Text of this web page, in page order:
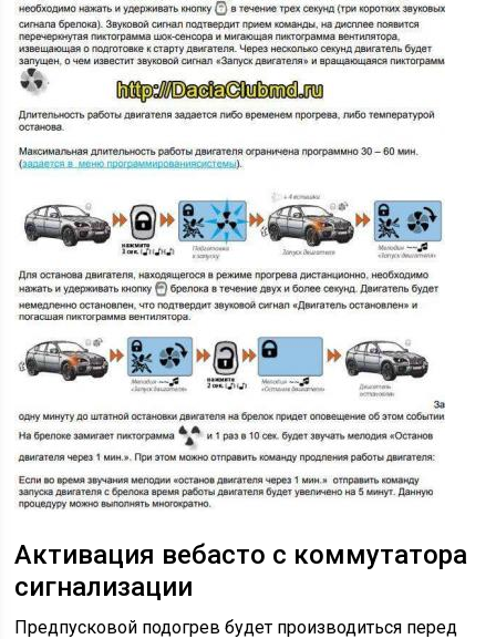
Активация вебасто с коммутатора
сигнализации
Предпусковой подогрев будет производиться перед